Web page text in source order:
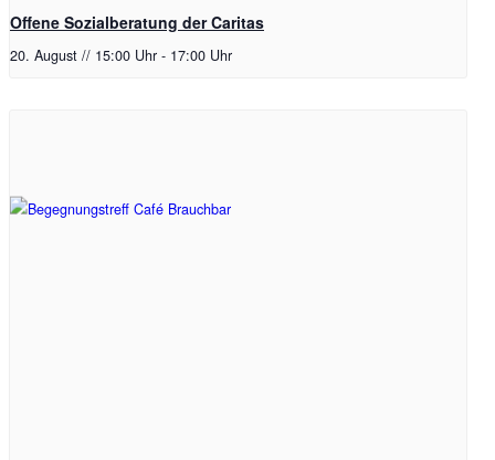
Offene Sozialberatung der Caritas
20. August // 15:00 Uhr - 17:00 Uhr